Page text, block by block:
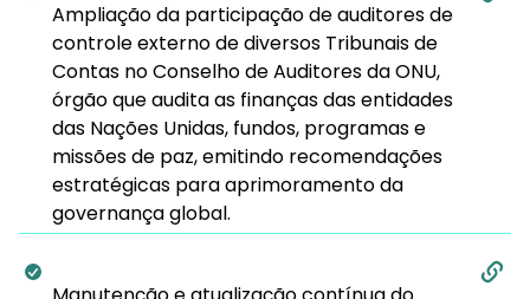
Ampliação da participação de auditores de
controle externo de diversos Tribunais de
Contas no Conselho de Auditores da ONU,
órgão que audita as finanças das entidades
das Nações Unidas, fundos, programas e
missões de paz, emitindo recomendações
estratégicas para aprimoramento da
governança global.